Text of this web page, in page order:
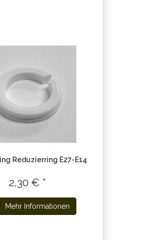
Reduzierring E27-E14
2,30 € *
Mehr Informationen